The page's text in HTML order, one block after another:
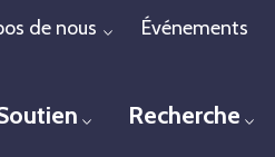
de nous Toggle menu
Événements
menu Toggle menu
Recherche